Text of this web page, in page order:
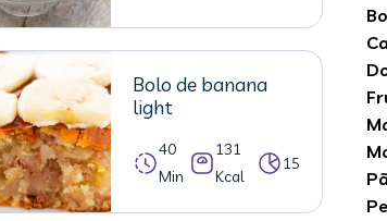
Bolo de banana
light
40
Min
131
Kcal
15